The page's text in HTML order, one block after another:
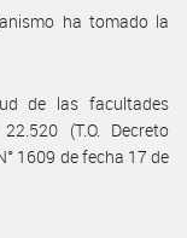
ha tomado la
de las facultades
(T.O. Decreto
1609 de fecha 17 de